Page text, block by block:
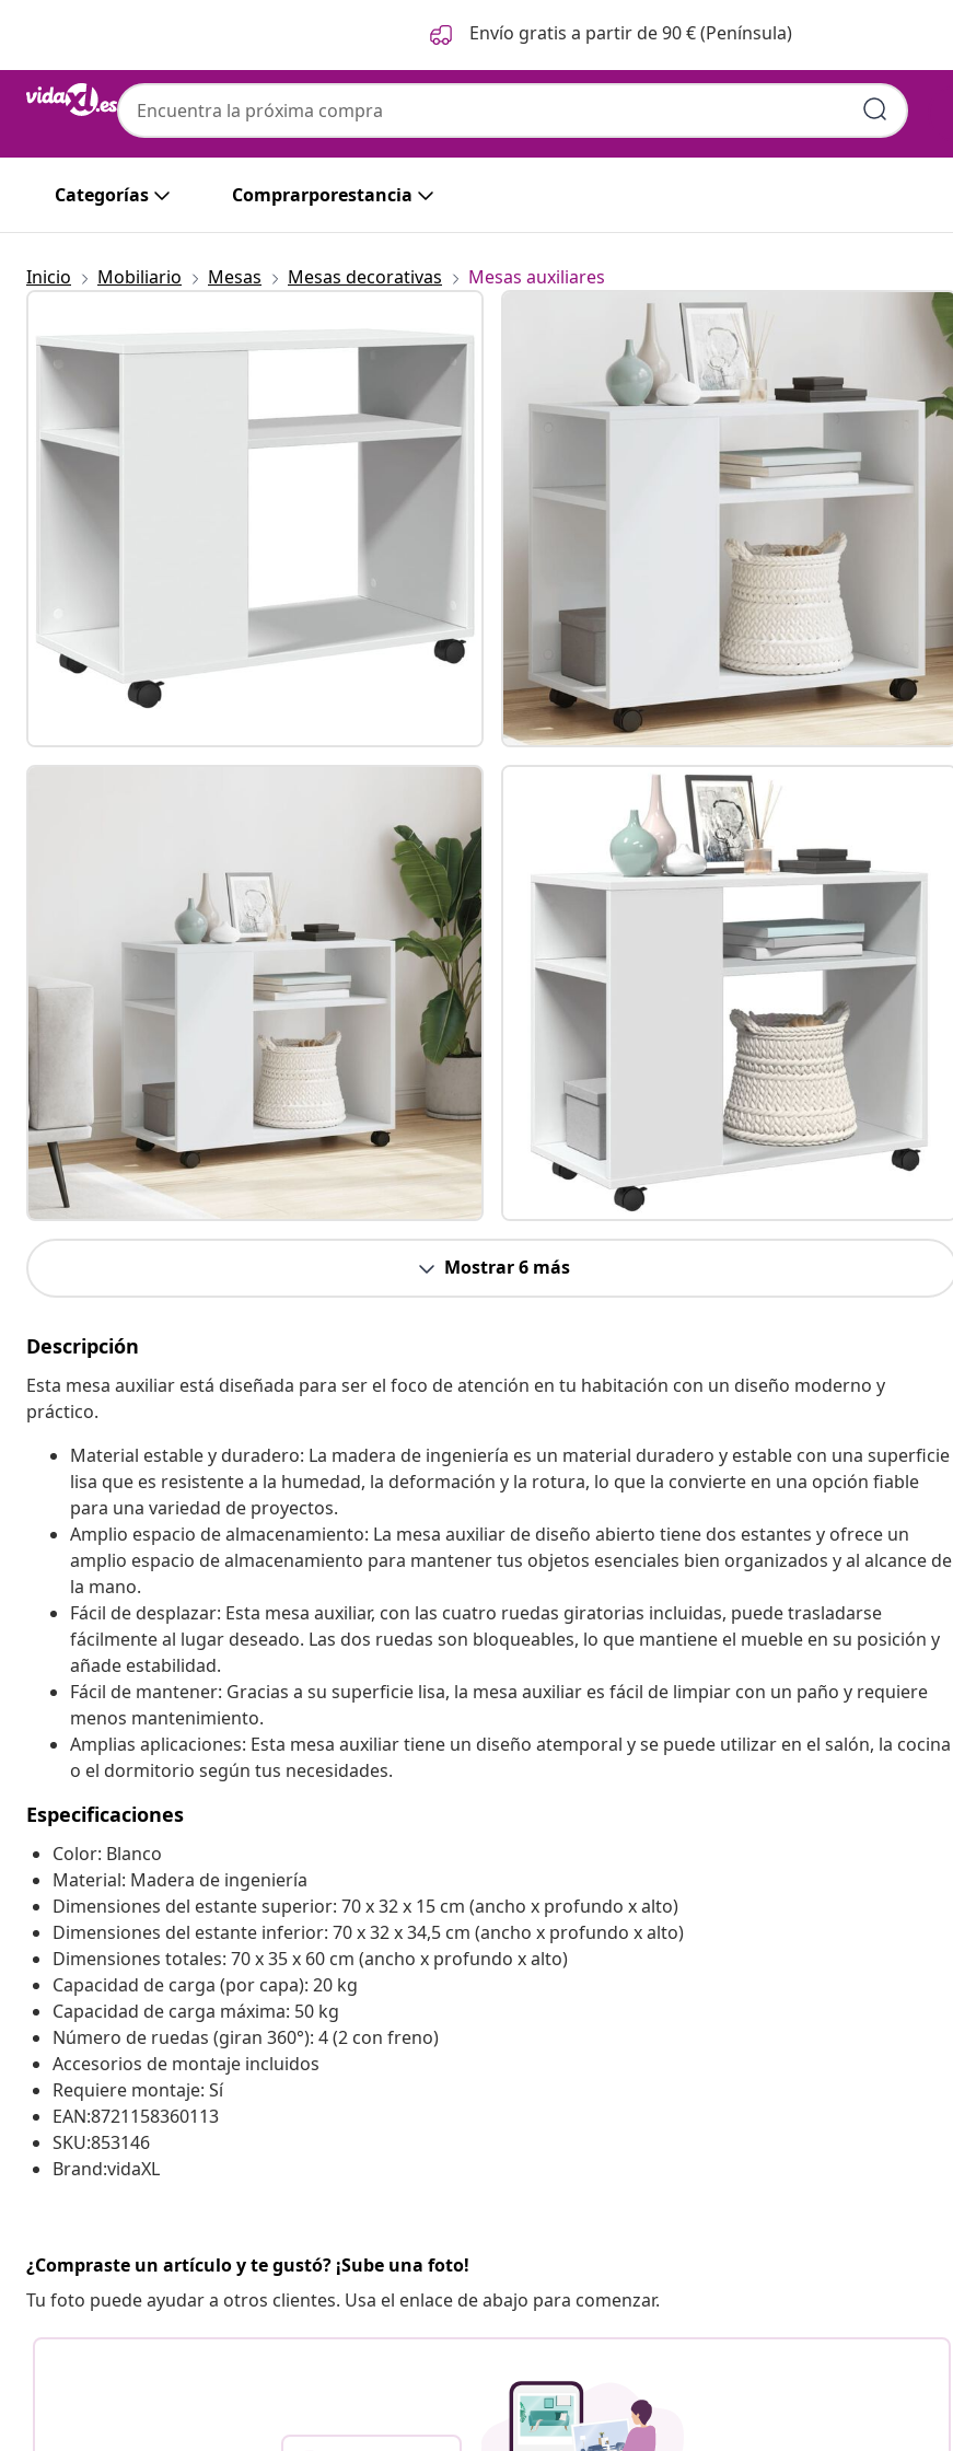
Envío gratis a partir de 90 € (Península)
Categorías Comprarporestancia
Inicio Mobiliario Mesas Mesas decorativas Mesas auxiliares
Mostrar 6 más
Descripción
Esta mesa auxiliar está diseñada para ser el foco de atención en tu habitación con un diseño moderno y
práctico.
Material estable y duradero: La madera de ingeniería es un material duradero y estable con una superficie
lisa que es resistente a la humedad, la deformación y la rotura, lo que la convierte en una opción fiable
para una variedad de proyectos.
Amplio espacio de almacenamiento: La mesa auxiliar de diseño abierto tiene dos estantes y ofrece un
amplio espacio de almacenamiento para mantener tus objetos esenciales bien organizados y al alcance de
la mano.
Fácil de desplazar: Esta mesa auxiliar, con las cuatro ruedas giratorias incluidas, puede trasladarse
fácilmente al lugar deseado. Las dos ruedas son bloqueables, lo que mantiene el mueble en su posición y
añade estabilidad.
Fácil de mantener: Gracias a su superficie lisa, la mesa auxiliar es fácil de limpiar con un paño y requiere
menos mantenimiento.
Amplias aplicaciones: Esta mesa auxiliar tiene un diseño atemporal y se puede utilizar en el salón, la cocina
o el dormitorio según tus necesidades.
Especificaciones
Color: Blanco
Material: Madera de ingeniería
Dimensiones del estante superior: 70 x 32 x 15 cm (ancho x profundo x alto)
Dimensiones del estante inferior: 70 x 32 x 34,5 cm (ancho x profundo x alto)
Dimensiones totales: 70 x 35 x 60 cm (ancho x profundo x alto)
Capacidad de carga (por capa): 20 kg
Capacidad de carga máxima: 50 kg
Número de ruedas (giran 360°): 4 (2 con freno)
Accesorios de montaje incluidos
Requiere montaje: Sí
EAN:8721158360113
SKU:853146
Brand:vidaXL
¿Compraste un artículo y te gustó? ¡Sube una foto!
Tu foto puede ayudar a otros clientes. Usa el enlace de abajo para comenzar.